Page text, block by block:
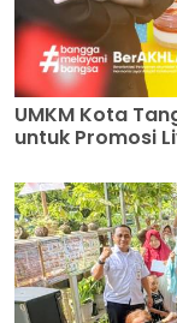
UMKM Kota
untuk Promosi